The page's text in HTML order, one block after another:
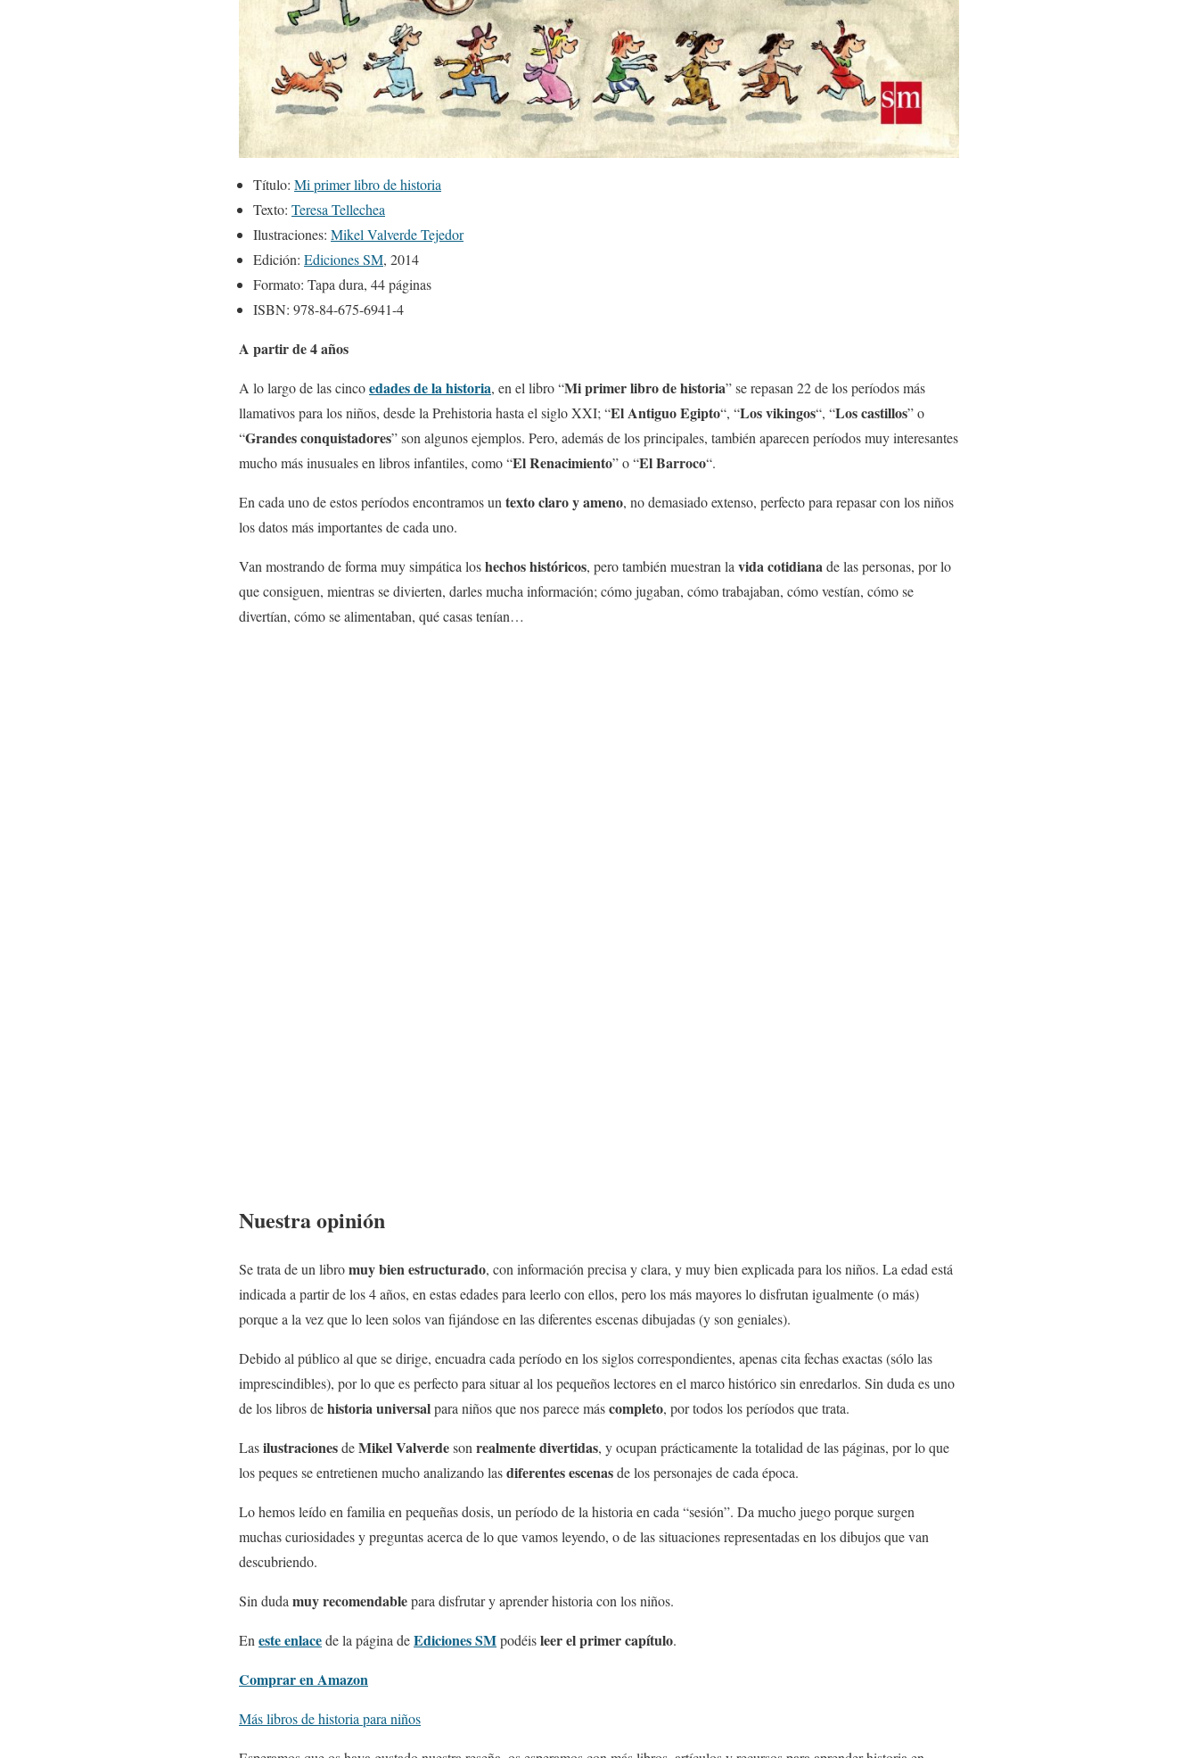
Título: Mi primer libro de historia
Texto: Teresa Tellechea
Ilustraciones: Mikel Valverde Tejedor
Edición: Ediciones SM, 2014
Formato: Tapa dura, 44 páginas
ISBN: 978-84-675-6941-4
A partir de 4 años
A lo largo de las cincoedades de la historia, en el libro “Mi primer libro de historia” se repasan 22 de los períodos más
llamativos para los niños, desde la Prehistoria hasta el siglo XXI; “El Antiguo Egipto“, “Los vikingos“, “Los castillos” o
“Grandes conquistadores” son algunos ejemplos. Pero, además de los principales, también aparecen períodos muy interesantes
mucho más inusuales en libros infantiles, como “El Renacimiento” o “El Barroco“.
En cada uno de estos períodos encontramos un texto claro y ameno, no demasiado extenso, perfecto para repasar con los niños
los datos más importantes de cada uno.
Van mostrando de forma muy simpática loshechos históricos, pero también muestran la vida cotidianade las personas, por lo
que consiguen, mientras se divierten, darles mucha información; cómo jugaban, cómo trabajaban, cómo vestían, cómo se
divertían, cómo se alimentaban, qué casas tenían…
Nuestra opinión
Se trata de un libromuy bien estructurado, con información precisa y clara, y muy bien explicada para los niños. La edad está
indicada a partir de los 4 años, en estas edades para leerlo con ellos, pero los más mayores lo disfrutan igualmente (o más)
porque a la vez que lo leen solos van fijándose en las diferentes escenas dibujadas (y son geniales).
Debido al público al que se dirige, encuadra cada período en los siglos correspondientes, apenas cita fechas exactas (sólo las
imprescindibles), por lo que es perfecto para situar al los pequeños lectores en el marco histórico sin enredarlos. Sin duda es uno
de los libros dehistoria universalpara niños que nos parece máscompleto, por todos los períodos que trata.
LasilustracionesdeMikel Valverdeson realmente divertidas, y ocupan prácticamente la totalidad de las páginas, por lo que
los peques se entretienen mucho analizando lasdiferentes escenasde los personajes de cada época.
Lo hemos leído en familia en pequeñas dosis, un período de la historia en cada “sesión”. Da mucho juego porque surgen
muchas curiosidades y preguntas acerca de lo que vamos leyendo, o de las situaciones representadas en los dibujos que van
descubriendo.
Sin duda muy recomendablepara disfrutar y aprender historia con los niños.
En este enlacede la página deEdiciones SMpodéisleer elprimer capítulo.
Comprar en Amazon
Más libros de historia para niños